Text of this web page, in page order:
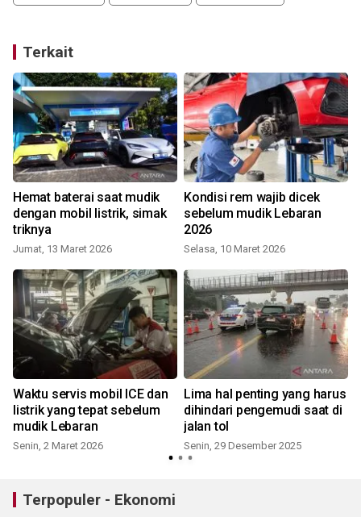
Terkait
Hemat baterai saat mudik
dengan mobil listrik, simak
triknya
Jumat, 13 Maret 2026
Kondisi rem wajib dicek
sebelum mudik Lebaran
2026
Selasa, 10 Maret 2026
Waktu servis mobil ICE dan
listrik yang tepat sebelum
mudik Lebaran
Senin, 2 Maret 2026
Lima hal penting yang harus
dihindari pengemudi saat di
jalan tol
Senin, 29 Desember 2025
Terpopuler - Ekonomi